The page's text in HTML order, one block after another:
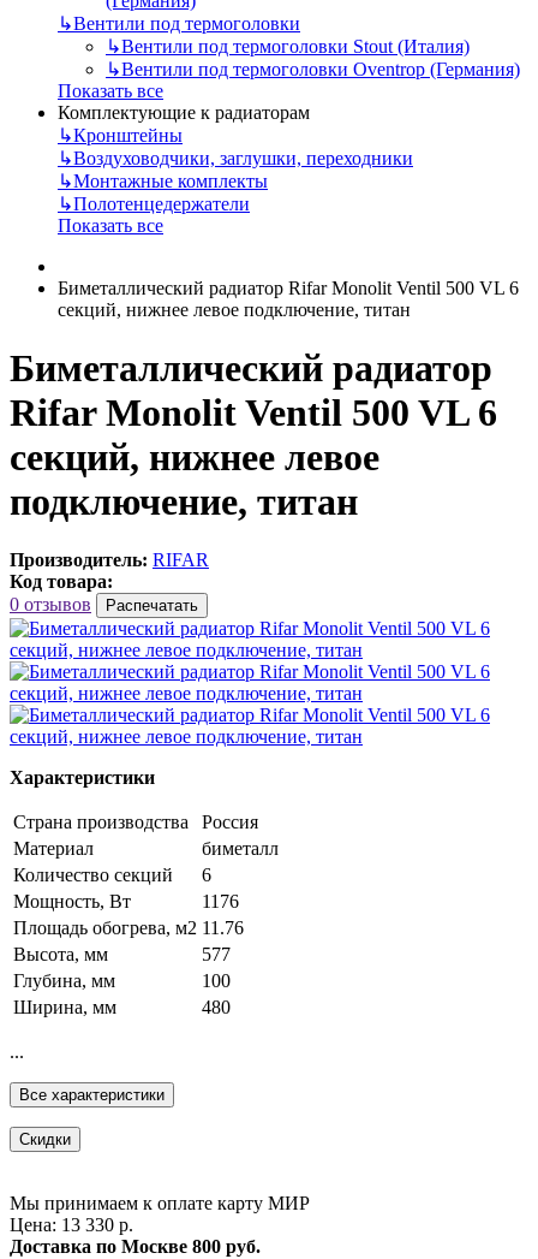
↳Вентили под термоголовки
↳Вентили под термоголовки Stout (Италия)
↳Вентили под термоголовки Oventrop (Германия)
Показать все
Комплектующие к радиаторам
↳Кронштейны
↳Воздуховодчики, заглушки, переходники
↳Монтажные комплекты
↳Полотенцедержатели
Показать все
Биметаллический радиатор Rifar Monolit Ventil 500 VL 6
секций, нижнее левое подключение, титан
Биметаллический радиатор
Rifar Monolit Ventil 500 VL 6
секций, нижнее левое
подключение, титан
Производитель: RIFAR
Код товара:
0 отзывов
Распечатать
Характеристики
Страна производства
Россия
Материал
биметалл
Количество секций
6
Мощность, Вт
1176
Площадь обогрева, м2 11.76
Высота, мм
577
Глубина, мм
100
Ширина, мм
480
...
Все характеристики
Скидки
Мы принимаем к оплате карту МИР
Цена: 13 330 р.
Доставка по Москве 800 руб.